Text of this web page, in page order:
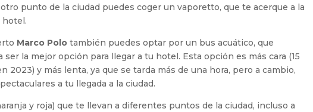
punto de la ciudad puedes coger un vaporetto, que te acerque a la
hotel.
Marco Polo también puedes optar por un bus acuático, que
la mejor opción para llegar a tu hotel. Esta opción es más cara (15
2023) y más lenta, ya que se tarda más de una hora, pero a cambio,
a tu llegada a la ciudad.
y roja) que te llevan a diferentes puntos de la ciudad, incluso a